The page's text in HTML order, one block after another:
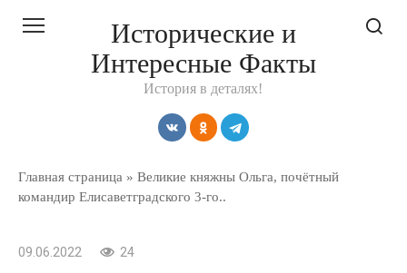
Исторические и
Интересные Факты
История в деталях!
Главная страница » Великие княжны Ольга, почётный
командир Елисаветградского 3-го..
09.06.2022 24